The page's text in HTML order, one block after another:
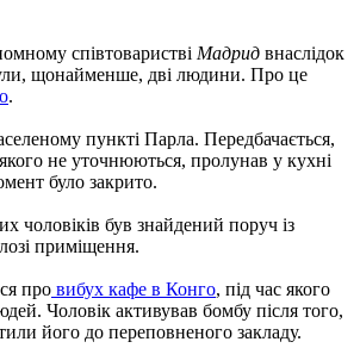
співтоваристві Мадрид внаслідок
щонайменше, дві людини. Про це
.
пункті Парла. Передбачається,
не уточнюються, пролунав у кухні
було закрито.
чоловіків був знайдений поруч із
приміщення.
про вибух кафе в Конго, під час якого
Чоловік активував бомбу після того,
його до переповненого закладу.